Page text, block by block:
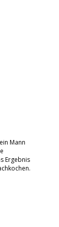
Mann
Ergebnis